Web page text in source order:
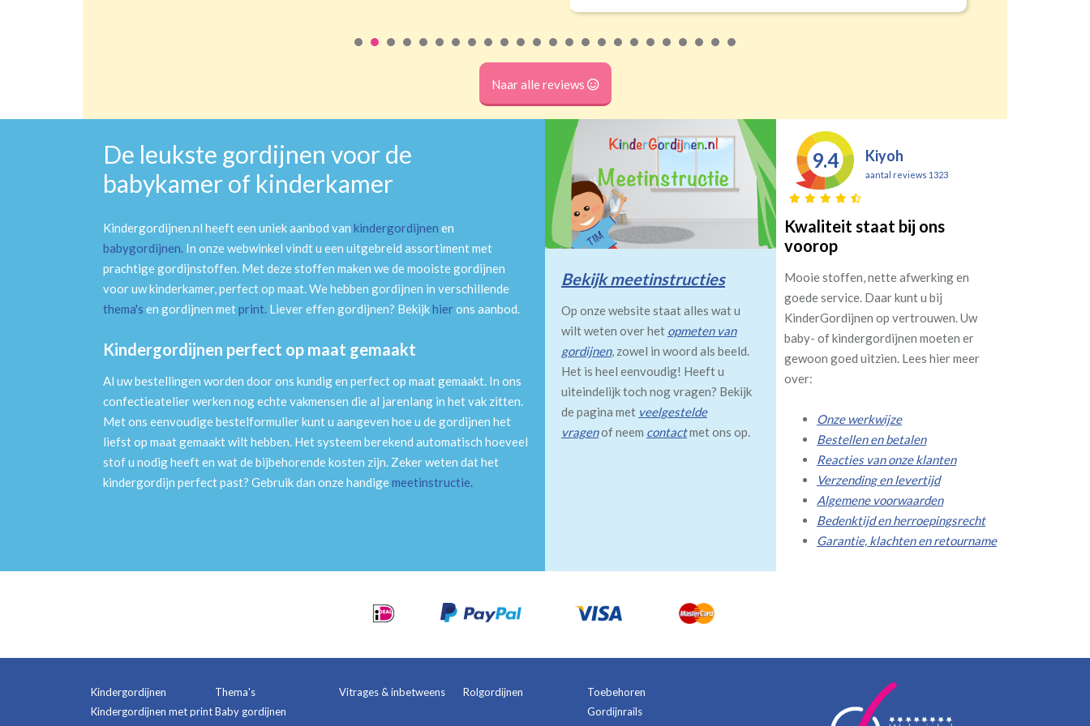
Naar alle reviews
De leukste gordijnen voor de
babykamer of kinderkamer
Kindergordijnen.nl heeft een uniek aanbod van kindergordijnen en
babygordijnen. In onze webwinkel vindt u een uitgebreid assortiment met
prachtige gordijnstoffen. Met deze stoffen maken we de mooiste gordijnen
voor uw kinderkamer, perfect op maat. We hebben gordijnen in verschillende
thema's en gordijnen metprint. Liever effen gordijnen? Bekijkhierons aanbod.
Kindergordijnen perfect op maat gemaakt
Al uw bestellingen worden door ons kundig en perfect op maat gemaakt. In ons
confectieatelier werken nog echte vakmensen die al jarenlang in het vak zitten.
Met ons eenvoudige bestelformulier kunt u aangeven hoe u de gordijnen het
liefst op maat gemaakt wilt hebben. Het systeem berekend automatisch hoeveel
stof u nodig heeft en wat de bijbehorende kosten zijn. Zeker weten dat het
kindergordijn perfect past? Gebruik dan onze handigemeetinstructie.
Bekijk meetinstructies
Op onze website staat alles wat u
wilt weten over het opmeten van
gordijnen, zowel in woord als beeld.
Het is heel eenvoudig! Heeft u
uiteindelijk toch nog vragen? Bekijk
de pagina met veelgestelde
vragenof neem contactmet ons op.
9.4 Kiyoh
aantal reviews 1323
Kwaliteit staat bij ons
voorop
Mooie stoffen, nette afwerking en
goede service. Daar kunt u bij
KinderGordijnen op vertrouwen. Uw
baby- of kindergordijnen moeten er
gewoon goed uitzien. Lees hier meer
over:
Onze werkwijze
Bestellen en betalen
Reacties van onze klanten
Verzending en levertijd
Algemene voorwaarden
Bedenktijd en herroepingsrecht
Garantie, klachten en retourname
Kindergordijnen
Kindergordijnen met print
Thema's
Baby gordijnen
Vitrages & inbetweens Rolgordijnen
Toebehoren
Gordijnrails